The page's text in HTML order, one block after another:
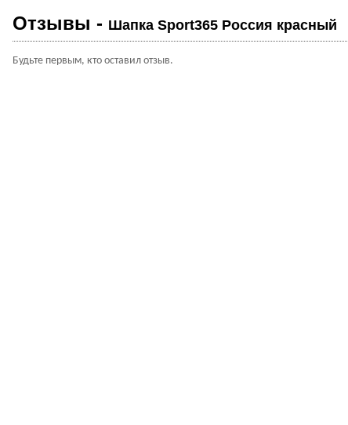
Отзывы - Шапка Sport365 Россия красный
Будьте первым, кто оставил отзыв.